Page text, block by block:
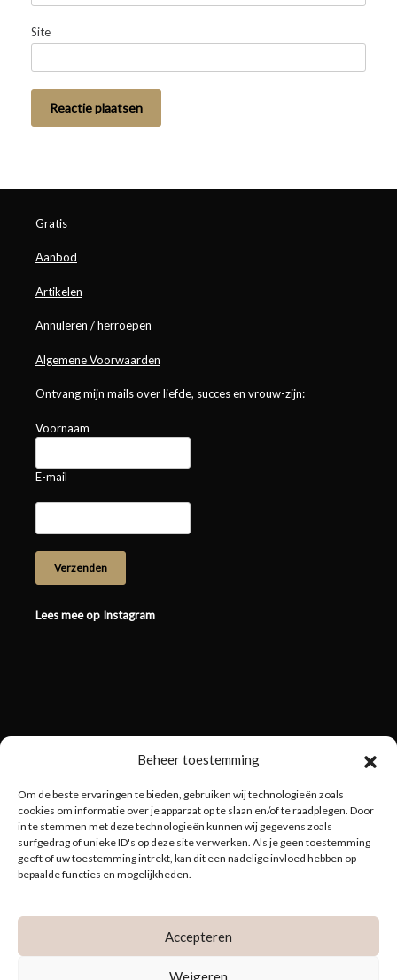
Beheer toestemming
Om de beste ervaringen te bieden, gebruiken wij technologieën zoals
cookies om informatie over je apparaat op te slaan en/of te raadplegen. Door
in te stemmen met deze technologieën kunnen wij gegevens zoals
surfgedrag of unieke ID's op deze site verwerken. Als je geen toestemming
geeft of uw toestemming intrekt, kan dit een nadelige invloed hebben op
bepaalde functies en mogelijkheden.
Accepteren
Weigeren
Site
Gratis
Aanbod
Artikelen
Annuleren / herroepen
Algemene Voorwaarden
Ontvang mijn mails over liefde, succes en vrouw-zijn:
Voornaam
E-mail
Lees mee op Instagram